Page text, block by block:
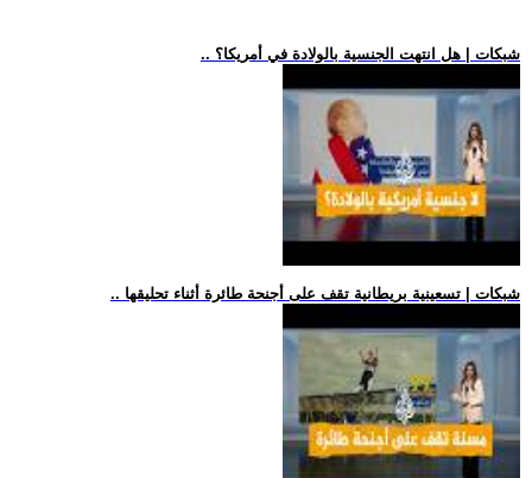
.. شبكات | هل انتهت الجنسية بالولادة في أمريكا؟
.. شبكات | تسعينية بريطانية تقف على أجنحة طائرة أثناء تحليقها